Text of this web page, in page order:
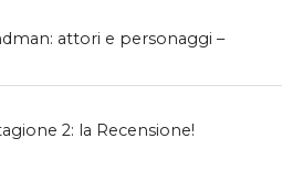
attori e personaggi –
2: la Recensione!